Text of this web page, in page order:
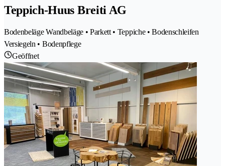
Teppich-Huus Breiti AG
Bodenbeläge Wandbeläge • Parkett • Teppiche • Bodenschleifen
Versiegeln • Bodenpflege
Geöffnet